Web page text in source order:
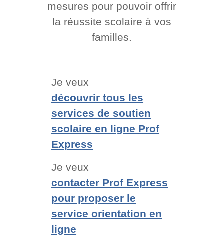
mesures pour pouvoir offrir
la réussite scolaire à vos
familles.
Je veux
découvrir tous les
services de soutien
scolaire en ligne Prof
Express
Je veux
contacter Prof Express
pour proposer le
service orientation en
ligne